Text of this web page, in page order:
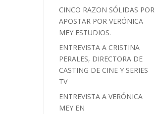
CINCO RAZON SÓLIDAS POR
APOSTAR POR VERÓNICA
MEY ESTUDIOS.
ENTREVISTA A CRISTINA
PERALES, DIRECTORA DE
CASTING DE CINE Y SERIES
TV
ENTREVISTA A VERÓNICA
MEY EN